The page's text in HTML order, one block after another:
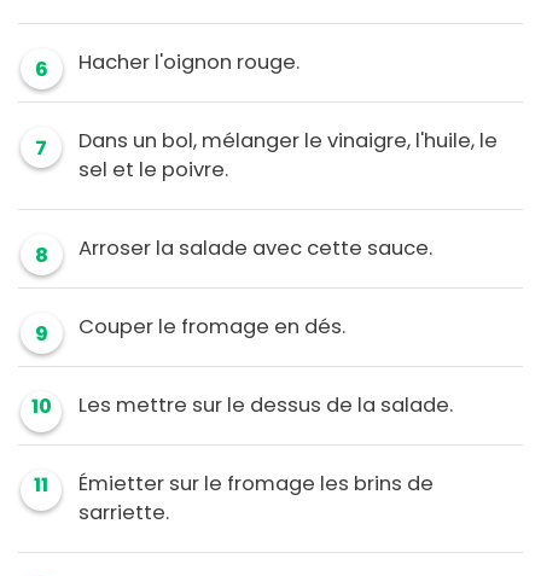
6 Hacher l'oignon rouge.
7
Dans un bol, mélanger le vinaigre, l'huile, le
sel et le poivre.
8 Arroser la salade avec cette sauce.
9 Couper le fromage en dés.
10 Les mettre sur le dessus de la salade.
11
Émietter sur le fromage les brins de
sarriette.